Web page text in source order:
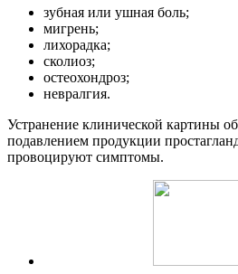
зубная или ушная боль;
мигрень;
лихорадка;
сколиоз;
остеохондроз;
невралгия.
Устранение клинической картины
подавлением продукции
провоцируют симптомы.